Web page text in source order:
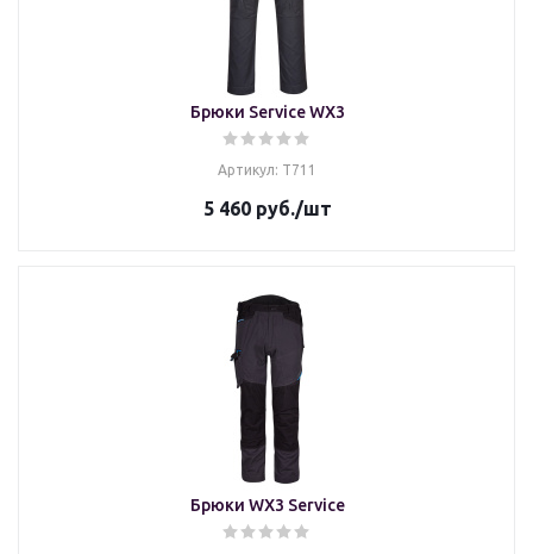
Брюки Service WX3
Артикул: T711
5 460руб./шт
Брюки WX3 Service